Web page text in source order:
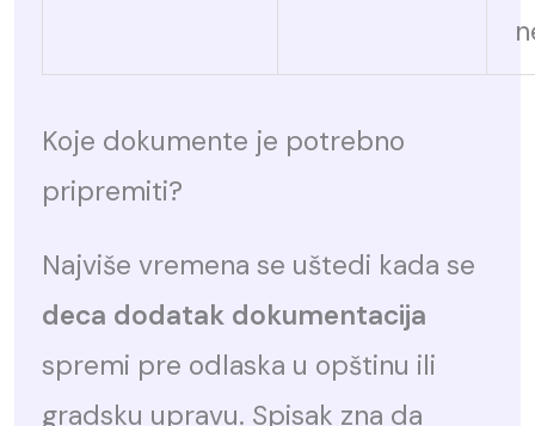
Koje dokumente je potrebno
pripremiti?
Najviše vremena se uštedi kada se
deca dodatak dokumentacija
spremi pre odlaska u opštinu ili
gradsku upravu. Spisak zna da